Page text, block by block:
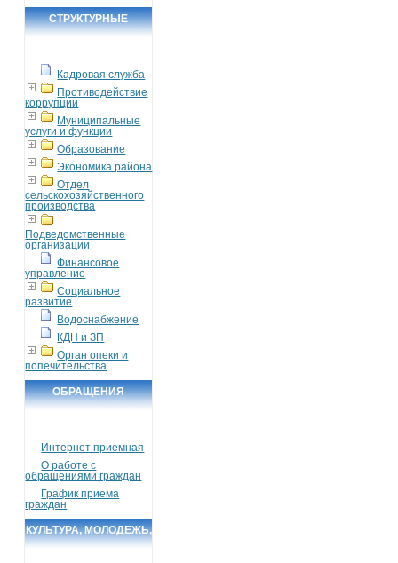
СТРУКТУРНЫЕ
Кадровая служба
Противодействие
коррупции
Муниципальные
услуги и функции
Образование
Экономика района
Отдел
сельскохозяйственного
производства
Подведомственные
организации
Финансовое
управление
Социальное
развитие
Водоснабжение
КДН и ЗП
Орган опеки и
попечительства
ОБРАЩЕНИЯ
Интернет приемная
О работе с
обращениями граждан
График приема
граждан
КУЛЬТУРА, МОЛОДЕЖЬ,